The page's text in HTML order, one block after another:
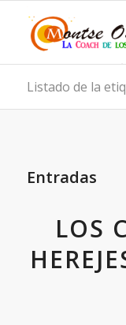
Listado de la
Entradas
LOS